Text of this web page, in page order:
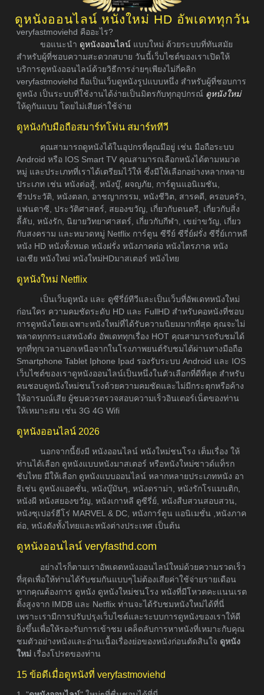
ดูหนังออนไลน์ หนังใหม่ HD อัพเดททุกวัน
veryfastmoviehd คืออะไร?
ขอแนะนำ ดูหนังออนไลน์ แบบใหม่ ด้วยระบบที่ทันสมัย
สำหรับผู้ที่ชอบความสะดวกสบาย วันนี้เว็บไซต์ของเราเปิดให้
บริการดูหนังออนไลน์ด้วยวิธีการง่ายๆเพียงไม่กี่คลิก
veryfastmoviehd ถือเป็นเว็บดูหนังรูปแบบหนึ่ง สำหรับผู้ที่ชอบการ
ดูหนัง เป็นระบบที่ใช้งานได้ง่ายเป็นมิตรกับทุกอุปกรณ์ ดูหนังใหม่
ให้ดูกันแบบ โดยไม่เสียค่าใช้จ่าย
ดูหนังกับมือถือสมาร์ทโฟน สมาร์ททีวี
คุณสามารถดูหนังได้ในอุปกรที่คุณมีอยู่ เช่น มือถือระบบ
Android หรือ IOS Smart TV คุณสามารถเลือกหนังได้ตามหมวด
หมู่ และประเภทที่เราได้เตรียมไว้ให้ ซึ่งมีให้เลือกอย่างหลากหลาย
ประเภท เช่น หนังต่อสู้, หนังบู๊, ผจญภัย, การ์ตูนแอนิเมชัน,
ชีวประวัติ, หนังตลก, อาชญากรรม, หนังชีวิต, สารคดี, ครอบครัว,
แฟนตาซี, ประวัติศาสตร์, สยองขวัญ, เกี่ยวกับดนตรี, เกี่ยวกับสิ่ง
ลี้ลับ, หนังรัก, นิยายวิทยาศาสตร์, เกี่ยวกับกีฬา, เขย่าขวัญ, เกี่ยว
กับสงคราม และหมวดหมู่ Netflix การ์ตูน ซีรีย์ ซีรี่ย์ฝรั่ง ซีรี่ย์เกาหลี
หนัง HD หนังทั้งหมด หนังฝรั่ง หนังภาคต่อ หนังไตรภาค หนัง
เอเชีย หนังใหม่ หนังใหม่HDมาสเตอร์ หนังไทย
ดูหนังใหม่ Netflix
เป็นเว็บดูหนัง และ ดูซีรี่ย์ทีวีและเป็นเว็บที่อัพเดทหนังใหม่
ก่อนใคร ความคมชัดระดับ HD และ FullHD สำหรับคอหนังที่ชอบ
การดูหนังโดยเฉพาะหนังใหม่ที่ได้รับความนิยมมากที่สุด คุณจะไม่
พลาดทุกกระแสหนังดัง อัพเดททุกเรื่อง HOT คุณสามารถรับชมได้
ทุกที่ทุกเวลานอกเหนือจากในโรงภาพยนต์รับชมได้ผ่านทางมือถือ
Smartphone Tablet Iphone Ipad รองรับระบบ Android และ IOS
เว็บไซต์ของเราดูหนังออนไลน์เป็นหนึ่งในตัวเลือกที่ดีที่สุด สำหรับ
คนชอบดูหนังใหม่ชนโรงด้วยความคมชัดและไม่มีกระตุกหรือค้าง
ให้อารมณ์เสีย ผู้ชมควรตรวจสอบความเร็วอินเตอร์เน็ตของท่าน
ให้เหมาะสม เช่น 3G 4G Wifi
ดูหนังออนไลน์ 2026
นอกจากนี้ยังมี หนังออนไลน์ หนังใหม่ชนโรง เต็มเรื่อง ให้
ท่านได้เลือก ดูหนังแบบหนังมาสเตอร์ หรือหนังใหม่ซาวด์แท็รก
ซับไทย มีให้เลือก ดูหนังแบบออนไลน์ หลากหลายประเภทหนัง อา
ธิเช่น ดูหนังแอคชั่น, หนังบู๊มันๆ, หนังดราม่า, หนังรักโรแมนติก,
หนังผี หนังสยองขวัญ, หนังเกาหลี ดูซีรี่ย์, หนังสืบสวนสอบสวน,
หนังซุเปอร์ฮีโร่ MARVEL & DC, หนังการ์ตูน แอนิเมชั่น ,หนังภาค
ต่อ, หนังดังทั้งไทยและหนังต่างประเทศ เป็นต้น
ดูหนังออนไลน์ veryfasthd.com
อย่างไรก็ตามเราอัพเดตหนังออนไลน์ใหม่ด้วยความรวดเร็ว
ที่สุดเพื่อให้ท่านได้รับชมกันแบบๆไม่ต้องเสียค่าใช้จ่ายรายเดือน
หากคุณต้องการ ดูหนัง ดูหนังใหม่ชนโรง หนังที่มีโหวตคะแนนเรต
ติ้งสูงจาก IMDB และ Netflix ท่านจะได้รับชมหนังใหม่ได้ที่นี่
เพราะเรามีการปรับปรุงเว็บไซต์และระบบการดูหนังของเราให้ดี
ยิ่งขึ้นเพื่อให้รองรับการเข้าชม เคล็ดลับการหาหนังที่เหมาะกับคุณ
ชมตัวอย่างหนังและอ่านเนื้อเรื่องย่อของหนังก่อนตัดสินใจ ดูหนัง
ใหม่ เรื่องโปรดของท่าน
15 ข้อดีเมื่อดูหนังที่ veryfastmoviehd